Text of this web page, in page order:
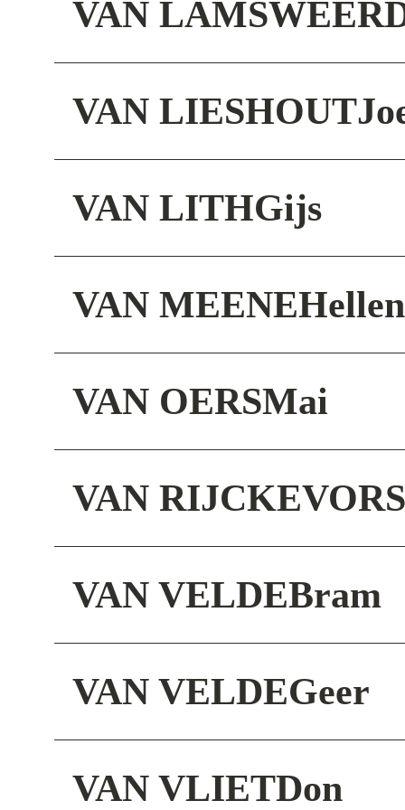
VAN
VAN LIESHOUT
VAN LITHGijs
VAN MEENEHellen
VAN OERSMai
VAN
VAN VELDEBram
VAN VELDEGeer
VAN VLIETDon